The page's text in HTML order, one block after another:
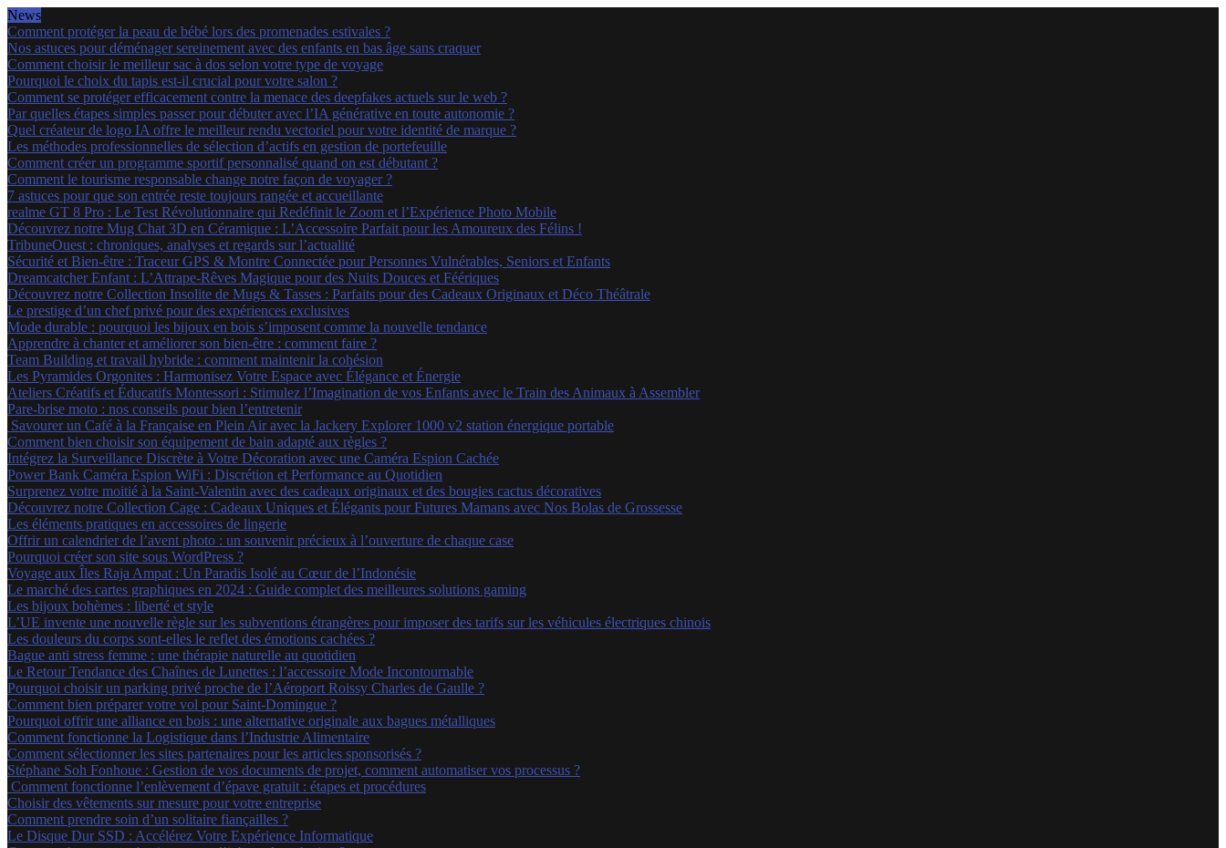
News
Comment protéger la peau de bébé lors des promenades estivales ?
Nos astuces pour déménager sereinement avec des enfants en bas âge sans craquer
Comment choisir le meilleur sac à dos selon votre type de voyage
Pourquoi le choix du tapis est-il crucial pour votre salon ?
Comment se protéger efficacement contre la menace des deepfakes actuels sur le web ?
Par quelles étapes simples passer pour débuter avec l’IA générative en toute autonomie ?
Quel créateur de logo IA offre le meilleur rendu vectoriel pour votre identité de marque ?
Les méthodes professionnelles de sélection d’actifs en gestion de portefeuille
Comment créer un programme sportif personnalisé quand on est débutant ?
Comment le tourisme responsable change notre façon de voyager ?
7 astuces pour que son entrée reste toujours rangée et accueillante
realme GT 8 Pro : Le Test Révolutionnaire qui Redéfinit le Zoom et l’Expérience Photo Mobile
Découvrez notre Mug Chat 3D en Céramique : L’Accessoire Parfait pour les Amoureux des Félins !
TribuneOuest : chroniques, analyses et regards sur l’actualité
Sécurité et Bien-être : Traceur GPS & Montre Connectée pour Personnes Vulnérables, Seniors et Enfants
Dreamcatcher Enfant : L’Attrape-Rêves Magique pour des Nuits Douces et Féériques
Découvrez notre Collection Insolite de Mugs & Tasses : Parfaits pour des Cadeaux Originaux et Déco Théâtrale
Le prestige d’un chef privé pour des expériences exclusives
Mode durable : pourquoi les bijoux en bois s’imposent comme la nouvelle tendance
Apprendre à chanter et améliorer son bien-être : comment faire ?
Team Building et travail hybride : comment maintenir la cohésion
Les Pyramides Orgonites : Harmonisez Votre Espace avec Élégance et Énergie
Ateliers Créatifs et Éducatifs Montessori : Stimulez l’Imagination de vos Enfants avec le Train des Animaux à Assembler
Pare-brise moto : nos conseils pour bien l’entretenir
Savourer un Café à la Française en Plein Air avec la Jackery Explorer 1000 v2 station énergique portable
Comment bien choisir son équipement de bain adapté aux règles ?
Intégrez la Surveillance Discrète à Votre Décoration avec une Caméra Espion Cachée
Power Bank Caméra Espion WiFi : Discrétion et Performance au Quotidien
Surprenez votre moitié à la Saint-Valentin avec des cadeaux originaux et des bougies cactus décoratives
Découvrez notre Collection Cage : Cadeaux Uniques et Élégants pour Futures Mamans avec Nos Bolas de Grossesse
Les éléments pratiques en accessoires de lingerie
Offrir un calendrier de l’avent photo : un souvenir précieux à l’ouverture de chaque case
Pourquoi créer son site sous WordPress ?
Voyage aux Îles Raja Ampat : Un Paradis Isolé au Cœur de l’Indonésie
Le marché des cartes graphiques en 2024 : Guide complet des meilleures solutions gaming
Les bijoux bohèmes : liberté et style
L’UE invente une nouvelle règle sur les subventions étrangères pour imposer des tarifs sur les véhicules électriques chinois
Les douleurs du corps sont-elles le reflet des émotions cachées ?
Bague anti stress femme : une thérapie naturelle au quotidien
Le Retour Tendance des Chaînes de Lunettes : l’accessoire Mode Incontournable
Pourquoi choisir un parking privé proche de l’Aéroport Roissy Charles de Gaulle ?
Comment bien préparer votre vol pour Saint-Domingue ?
Pourquoi offrir une alliance en bois : une alternative originale aux bagues métalliques
Comment fonctionne la Logistique dans l’Industrie Alimentaire
Comment sélectionner les sites partenaires pour les articles sponsorisés ?
Stéphane Soh Fonhoue : Gestion de vos documents de projet, comment automatiser vos processus ?
Comment fonctionne l’enlèvement d’épave gratuit : étapes et procédures
Choisir des vêtements sur mesure pour votre entreprise
Comment prendre soin d’un solitaire fiançailles ?
Le Disque Dur SSD : Accélérez Votre Expérience Informatique